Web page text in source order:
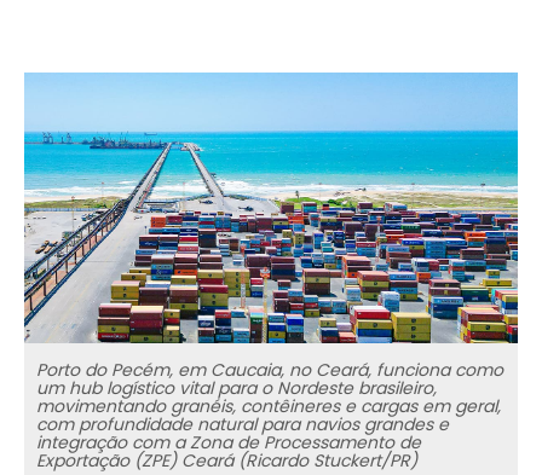
Porto do Pecém, em Caucaia, no Ceará, funciona como
um hub logístico vital para o Nordeste brasileiro,
movimentando granéis, contêineres e cargas em geral,
com profundidade natural para navios grandes e
integração com a Zona de Processamento de
Exportação (ZPE) Ceará (Ricardo Stuckert/PR)